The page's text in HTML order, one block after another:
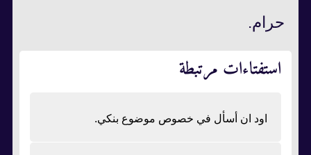
حرام.
استفتاءات مرتبطة
اود ان أسأل في خصوص موضوع بنكي.